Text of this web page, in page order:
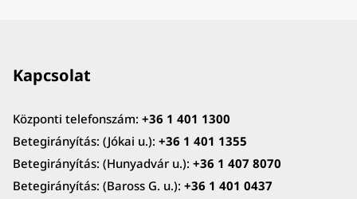
Kapcsolat
Központi telefonszám: +36 1 401 1300
Betegirányítás: (Jókai u.): +36 1 401 1355
Betegirányítás: (Hunyadvár u.): +36 1 407 8070
Betegirányítás: (Baross G. u.): +36 1 401 0437